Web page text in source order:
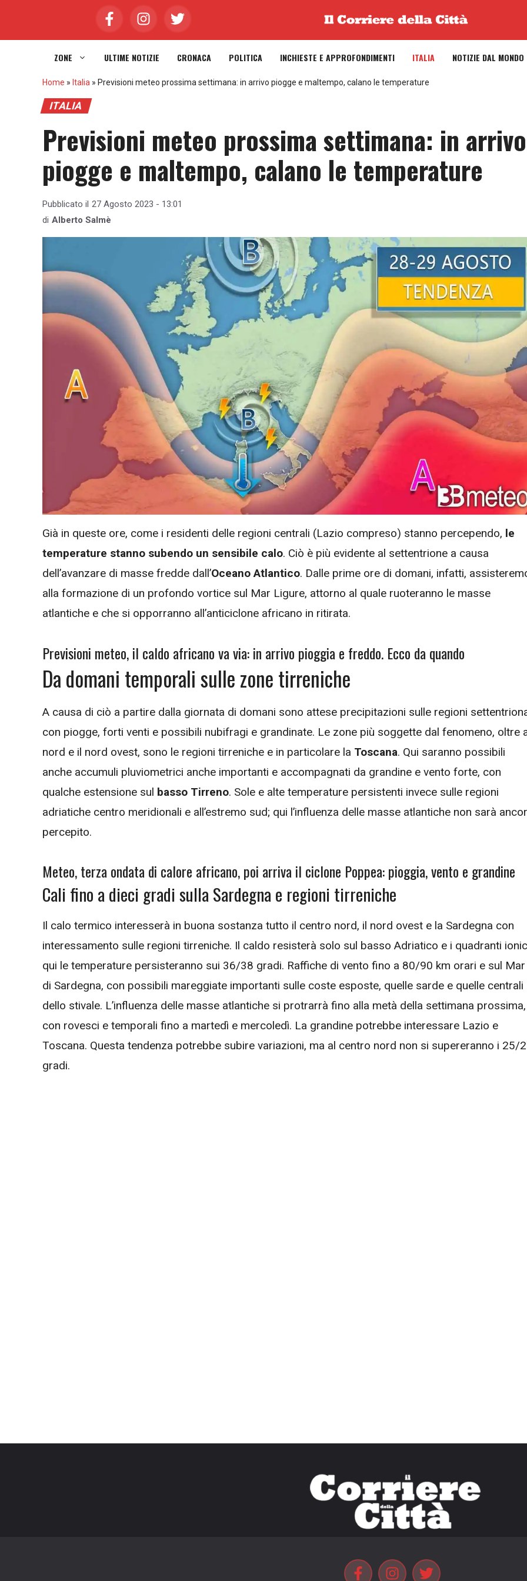
ZONE ULTIME NOTIZIE CRONACA POLITICA INCHIESTE E APPROFONDIMENTI ITALIA NOTIZIE DAL MONDO
Home » Italia » Previsioni meteo prossima settimana: in arrivo piogge e maltempo, calano le temperature
ITALIA
Previsioni meteo prossima settimana: in arrivo
piogge e maltempo, calano le temperature
Pubblicato il 27 Agosto 2023 - 13:01
di Alberto Salmè
Già in queste ore, come i residenti delle regioni centrali (Lazio compreso) stanno percependo, le
temperature stanno subendo un sensibile calo. Ciò è più evidente al settentrione a causa
dell’avanzare di masse fredde dall’Oceano Atlantico. Dalle prime ore di domani, infatti,
alla formazione di un profondo vortice sul Mar Ligure, attorno al quale ruoteranno le masse
atlantiche e che si opporranno all’anticiclone africano in ritirata.
Previsioni meteo, il caldo africano va via: in arrivo pioggia e freddo. Ecco da quando
Da domani temporali sulle zone tirreniche
A causa di ciò a partire dalla giornata di domani sono attese precipitazioni sulle regioni
con piogge, forti venti e possibili nubifragi e grandinate. Le zone più soggette dal fenomeno, oltre
nord e il nord ovest, sono le regioni tirreniche e in particolare la Toscana. Qui saranno possibili
anche accumuli pluviometrici anche importanti e accompagnati da grandine e vento forte, con
qualche estensione sul basso Tirreno. Sole e alte temperature persistenti invece sulle regioni
adriatiche centro meridionali e all’estremo sud; qui l’influenza delle masse atlantiche non sarà
percepito.
Meteo, terza ondata di calore africano, poi arriva il ciclone Poppea: pioggia, vento e grandine
Cali fino a dieci gradi sulla Sardegna e regioni tirreniche
Il calo termico interesserà in buona sostanza tutto il centro nord, il nord ovest e la Sardegna con
interessamento sulle regioni tirreniche. Il caldo resisterà solo sul basso Adriatico e i quadranti
qui le temperature persisteranno sui 36/38 gradi. Raffiche di vento fino a 80/90 km orari e sul Mar
di Sardegna, con possibili mareggiate importanti sulle coste esposte, quelle sarde e quelle centrali
dello stivale. L’influenza delle masse atlantiche si protrarrà fino alla metà della settimana prossima,
con rovesci e temporali fino a martedì e mercoledì. La grandine potrebbe interessare Lazio e
Toscana. Questa tendenza potrebbe subire variazioni, ma al centro nord non si supereranno i 25/
gradi.